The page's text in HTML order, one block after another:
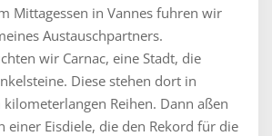
Mittagessen in Vannes fuhren wir
Austauschpartners.
wir Carnac, eine Stadt, die
Diese stehen dort in
Reihen. Dann aßen
einer Eisdiele, die den Rekord für die